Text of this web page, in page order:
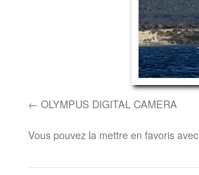
OLYMPUS DIGITAL CAMERA
Vous pouvez la mettre en favoris avec